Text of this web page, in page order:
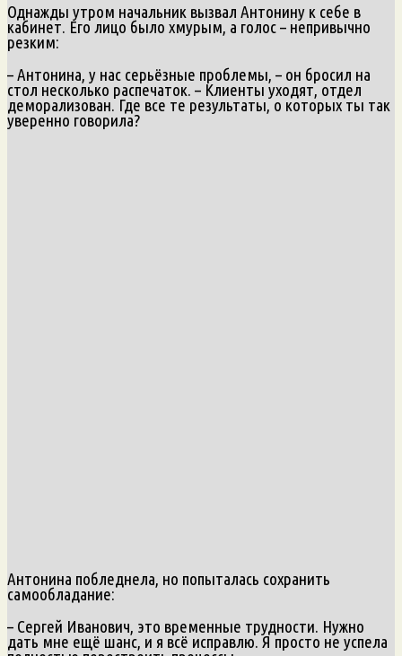
Однажды утром начальник вызвал Антонину к себе в
кабинет. Его лицо было хмурым, а голос – непривычно
резким:
– Антонина, у нас серьёзные проблемы, – он бросил на
стол несколько распечаток. – Клиенты уходят, отдел
деморализован. Где все те результаты, о которых ты так
уверенно говорила?
Антонина побледнела, но попыталась сохранить
самообладание:
– Сергей Иванович, это временные трудности. Нужно
дать мне ещё шанс, и я всё исправлю. Я просто не успела